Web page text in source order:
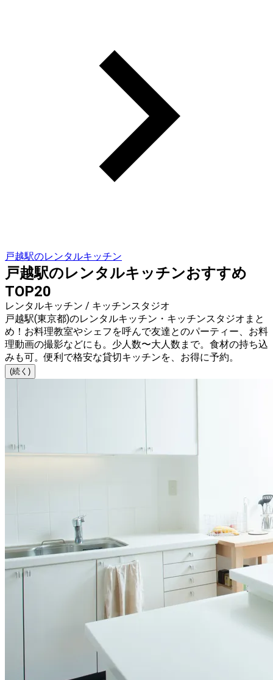
戸越駅のレンタルキッチン
戸越駅のレンタルキッチンおすすめ
TOP20
レンタルキッチン / キッチンスタジオ
戸越駅(東京都)のレンタルキッチン・キッチンスタジオまと
め！お料理教室やシェフを呼んで友達とのパーティー、お料
理動画の撮影などにも。少人数〜大人数まで。食材の持ち込
みも可。便利で格安な貸切キッチンを、お得に予約。
(続く)